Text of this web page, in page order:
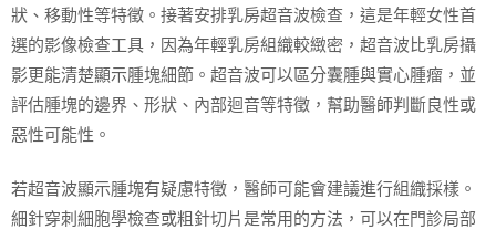
狀、移動性等特徵。接著安排乳房超音波檢查，這是年輕女性首
選的影像檢查工具，因為年輕乳房組織較緻密，超音波比乳房攝
影更能清楚顯示腫塊細節。超音波可以區分囊腫與實心腫瘤，並
評估腫塊的邊界、形狀、內部迴音等特徵，幫助醫師判斷良性或
惡性可能性。
若超音波顯示腫塊有疑慮特徵，醫師可能會建議進行組織採樣。
細針穿刺細胞學檢查或粗針切片是常用的方法，可以在門診局部